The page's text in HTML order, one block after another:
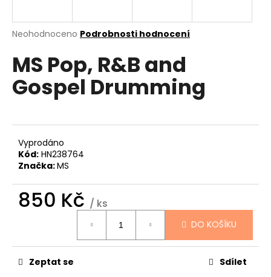
Průměrné
produktu
je
0,0
z
Neohodnoceno Podrobnosti hodnocení
MS Pop, R&B and
Gospel Drumming
Vyprodáno
Kód: HN238764
Značka:MS
850 Kč / ks
DO KOŠÍKU
Zeptat se Sdílet
j
t
?
D
o
r
u